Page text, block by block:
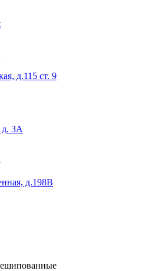
д.115 ст. 9
д. 3А
д.198В